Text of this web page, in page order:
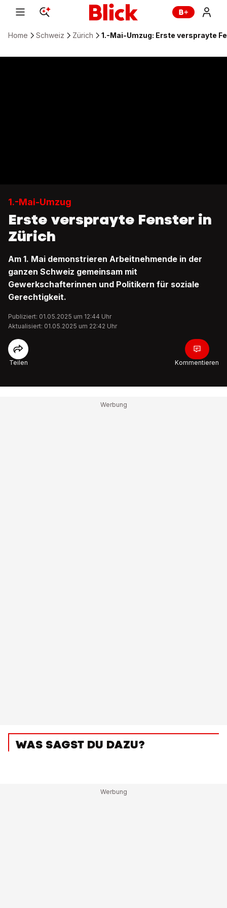
Home Schweiz Zürich 1.-Mai-Umzug: Erste versprayte
1.-Mai-Umzug
Erste versprayte Fenster in
Zürich
Am 1. Mai demonstrieren Arbeitnehmende in der
ganzen Schweiz gemeinsam mit
Gewerkschafterinnen und Politikern für soziale
Gerechtigkeit.
Publiziert: 01.05.2025 um 12:44 Uhr
Aktualisiert: 01.05.2025 um 22:42 Uhr
Teilen Kommentieren
WAS SAGST DU DAZU?